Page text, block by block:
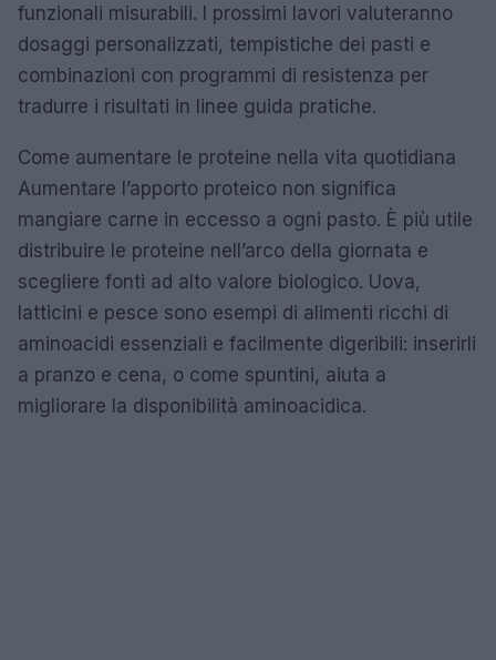
funzionali misurabili. I prossimi lavori valuteranno
dosaggi personalizzati, tempistiche dei pasti e
combinazioni con programmi di resistenza per
tradurre i risultati in linee guida pratiche.
Come aumentare le proteine nella vita quotidiana
Aumentare l’apporto proteico non significa
mangiare carne in eccesso a ogni pasto. È più utile
distribuire le proteine nell’arco della giornata e
scegliere fonti ad alto valore biologico. Uova,
latticini e pesce sono esempi di alimenti ricchi di
aminoacidi essenziali e facilmente digeribili: inserirli
a pranzo e cena, o come spuntini, aiuta a
migliorare la disponibilità aminoacidica.